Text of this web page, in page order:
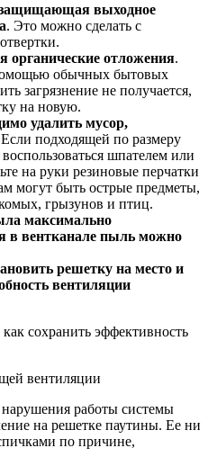
защищающая выходное
. Это можно сделать с
органические отложения.
обычных бытовых
загрязнение не получается,
на новую.
удалить мусор,
подходящей по размеру
шпателем или
на руки резиновые перчатки
могут быть острые предметы,
грызунов и птиц.
максимально
в вентканале пыль можно
решетку на место и
вентиляции
вентиляции
работы системы
на решетке паутины. Ее ни
по причине,